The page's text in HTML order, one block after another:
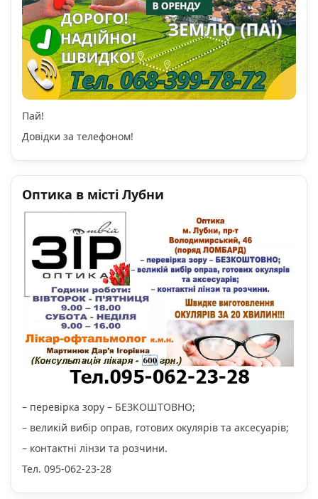
Пай!
Довідки за телефоном!
Оптика в місті Лубни
– перевірка зору – БЕЗКОШТОВНО;
– великій вибір оправ, готових окулярів та аксесуарів;
– контактні лінзи та розчини.
Тел. 095-062-23-28